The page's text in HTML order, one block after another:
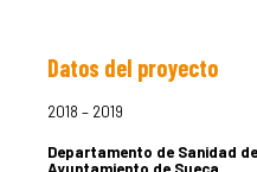
Datos del proyecto
2018 – 2019
Departamento de Sanidad
Ayuntamiento de Sueca